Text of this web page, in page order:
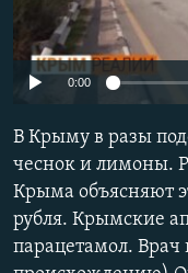
ПОБЕДИТЕЛЕЙ НЕ
УКРАИНСКАЯ
ПРИСОЕДИНЯЙТЕСЬ!
Все сайты RFE/RL
0:00
В Крыму в разы
чеснок и лимоны.
Крыма объясняют
рубля. Крымские
парацетамол.